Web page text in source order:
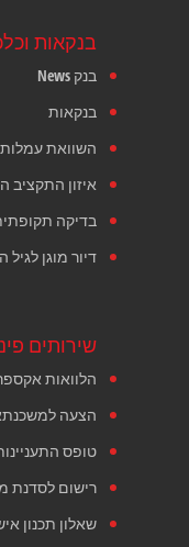
בנקאות
בנק News
בנקאות
השוואת עמלות
איזון
בדיקה
דיור מוגן לגיל
שירותים
הלוואות
הצעה
טופס
רישום לסדנת
שאלון תכנון